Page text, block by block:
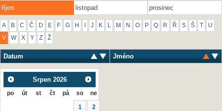
říjen
listopad prosinec
A B C Č D E F G H J K L M N O P Q R Ř S Š U
V W X Y Z Ž
Datum Jméno
Srpen 2026
po út st čt pá so ne
1 2